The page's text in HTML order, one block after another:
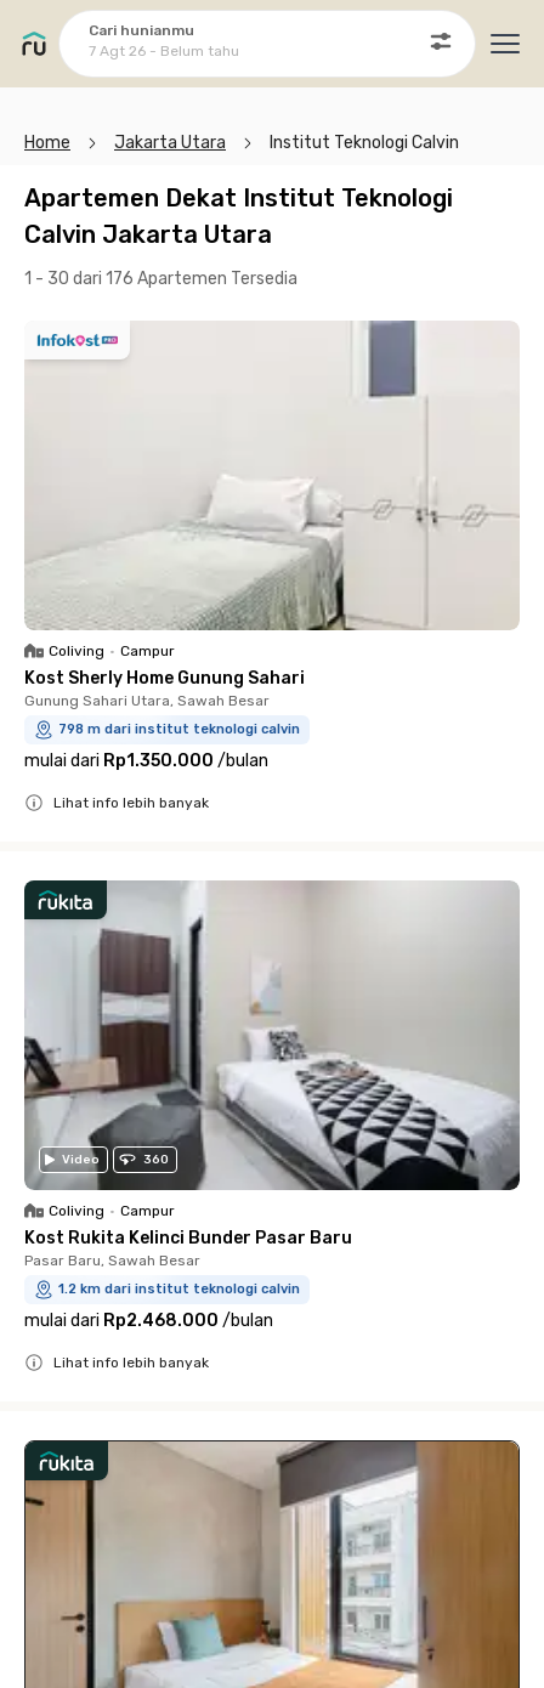
Cari hunianmu
7 Agt 26 - Belum tahu
Home Jakarta Utara Institut Teknologi Calvin
Apartemen Dekat Institut Teknologi
Calvin Jakarta Utara
1 - 30 dari 176 Apartemen Tersedia
Coliving • Campur
Kost Sherly Home Gunung Sahari
Gunung Sahari Utara, Sawah Besar
798 m dari institut teknologi calvin
mulai dari Rp1.350.000 /bulan
Lihat info lebih banyak
Video 360
Coliving • Campur
Kost Rukita Kelinci Bunder Pasar Baru
Pasar Baru, Sawah Besar
1.2 km dari institut teknologi calvin
mulai dari Rp2.468.000 /bulan
Lihat info lebih banyak